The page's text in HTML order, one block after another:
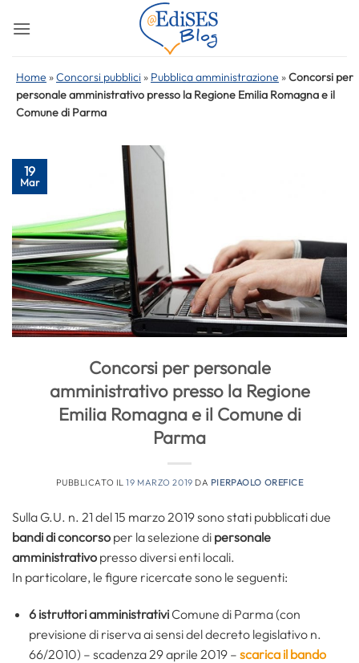
Home »Concorsi pubblici » Pubblica amministrazione »Concorsi per
personale amministrativo presso la Regione Emilia Romagna e il
Comune di Parma
19
Mar
Concorsi per personale
amministrativo presso la Regione
Emilia Romagna e il Comune di
Parma
PUBBLICATO IL19 MARZO 2019 DA PIERPAOLO OREFICE
Sulla G.U. n. 21 del 15 marzo 2019 sono stati pubblicati due
bandi di concorso per la selezione di personale
amministrativo presso diversi enti locali.
In particolare, le figure ricercate sono le seguenti:
6 istruttori amministrativiComune di Parma (con
previsione di riserva ai sensi del decreto legislativo n.
66/2010) – scadenza 29 aprile 2019 – scarica il bando